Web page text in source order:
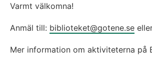
Varmt välkomna!
Anmäl till: biblioteket@gotene.se
Mer information om aktiviteterna på